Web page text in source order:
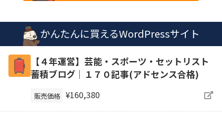
かんたんに買えるWordPressサイト
【４年運営】芸能・スポーツ・セットリスト
蓄積ブログ｜１７０記事(アドセンス合格)
販売価格 ¥160,380